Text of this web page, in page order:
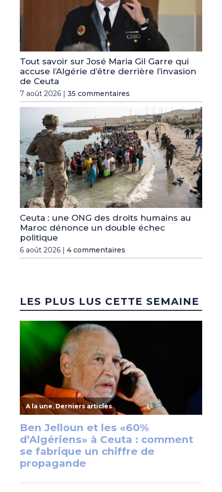
Tout savoir sur José Maria Gil Garre qui
accuse l’Algérie d’être derrière l’invasion
de Ceuta
7 août 2026 | 35 commentaires
Ceuta : une ONG des droits humains au
Maroc dénonce un double échec
politique
6 août 2026 | 4 commentaires
LES PLUS LUS CETTE SEMAINE